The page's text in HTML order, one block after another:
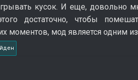
кусок. И еще, довольно
достаточно, чтобы
моментов, мод является одним